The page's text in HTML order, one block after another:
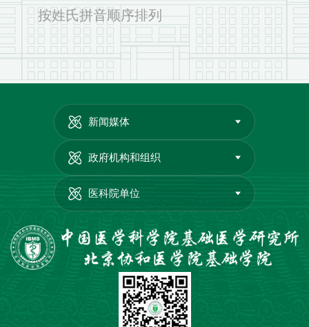
按姓氏拼音顺序排列
新闻媒体
政府机构和组织
医科院单位